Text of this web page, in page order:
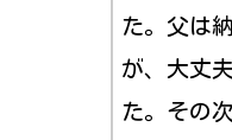
た。父は
が、大丈
た。その